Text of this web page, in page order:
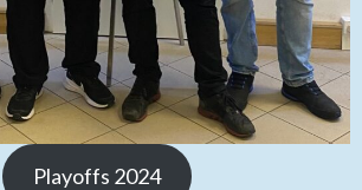
Playoffs 2024